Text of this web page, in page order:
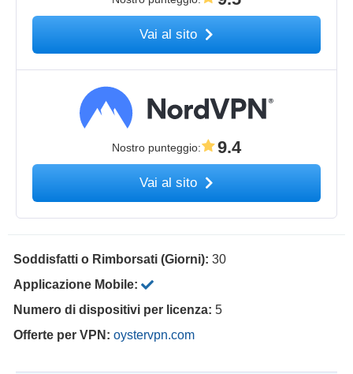
Vai al sito
Nostro punteggio: 9.4
Vai al sito
Soddisfatti o Rimborsati (Giorni): 30
Applicazione Mobile:
Numero di dispositivi per licenza: 5
Offerte per VPN: oystervpn.com